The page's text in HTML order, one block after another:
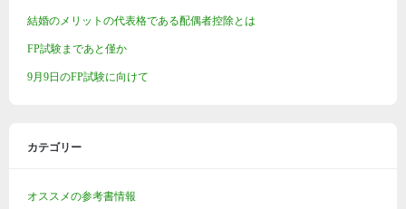
結婚のメリットの代表格である配偶者控除とは
FP試験まであと僅か
9月9日のFP試験に向けて
カテゴリー
オススメの参考書情報